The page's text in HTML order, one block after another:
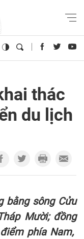
thác
du lịch
bằng sông Cửu
Mười; đồng
phía Nam,